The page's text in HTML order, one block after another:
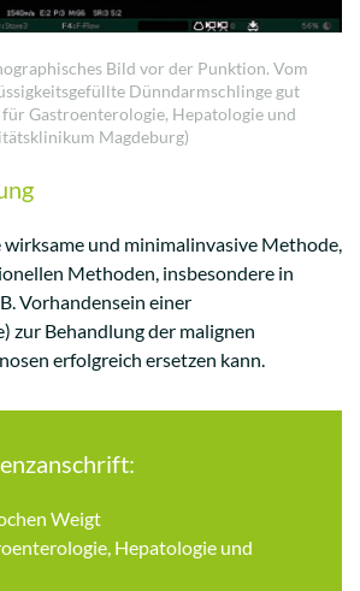
Bild vor der Punktion. Vom
Dünndarmschlinge gut
Gastroenterologie, Hepatologie und
Magdeburg)
wirksame und minimalinvasive Methode,
Methoden, insbesondere in
Vorhandensein einer
zur Behandlung der malignen
erfolgreich ersetzen kann.
Weigt
Hepatologie und